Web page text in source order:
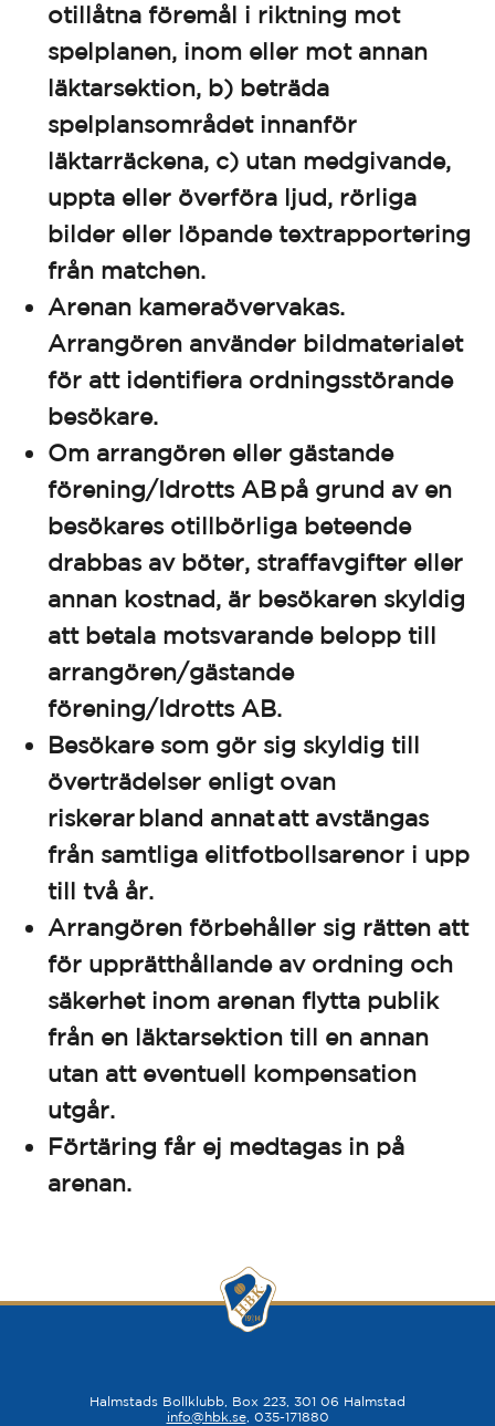
otillåtna föremål i riktning mot
spelplanen, inom eller mot annan
läktarsektion, b) beträda
spelplansområdet innanför
läktarräckena, c) utan medgivande,
uppta eller överföra ljud, rörliga
bilder eller löpande textrapportering
från matchen.
Arenan kameraövervakas.
Arrangören använder bildmaterialet
för att identifiera ordningsstörande
besökare.
Om arrangören eller gästande
förening/Idrotts AB på grund av en
besökares otillbörliga beteende
drabbas av böter, straffavgifter eller
annan kostnad, är besökaren skyldig
att betala motsvarande belopp till
arrangören/gästande
förening/Idrotts AB.
Besökare som gör sig skyldig till
överträdelser enligt ovan
riskerar bland annat att avstängas
från samtliga elitfotbollsarenor i upp
till två år.
Arrangören förbehåller sig rätten att
för upprätthållande av ordning och
säkerhet inom arenan flytta publik
från en läktarsektion till en annan
utan att eventuell kompensation
utgår.
Förtäring får ej medtagas in på
arenan.
Halmstads Bollklubb, Box 223, 301 06 Halmstad
info@hbk.se, 035-171880